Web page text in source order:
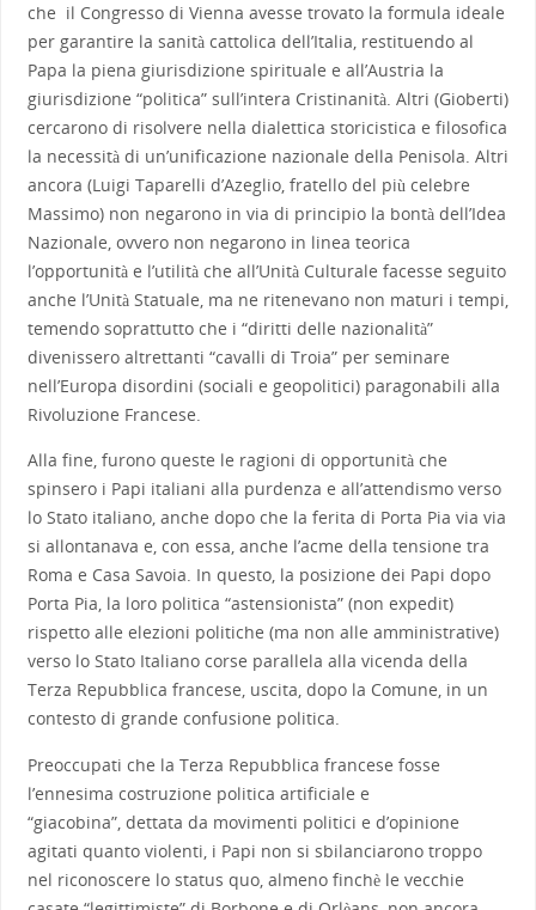
che il Congresso di Vienna avesse trovato la formula ideale
per garantire la sanità cattolica dell’Italia, restituendo al
Papa la piena giurisdizione spirituale e all’Austria la
giurisdizione “politica” sull’intera Cristinanità. Altri (Gioberti)
cercarono di risolvere nella dialettica storicistica e filosofica
la necessità di un’unificazione nazionale della Penisola. Altri
ancora (Luigi Taparelli d’Azeglio, fratello del più celebre
Massimo) non negarono in via di principio la bontà dell’Idea
Nazionale, ovvero non negarono in linea teorica
l’opportunità e l’utilità che all’Unità Culturale facesse seguito
anche l’Unità Statuale, ma ne ritenevano non maturi i tempi,
temendo soprattutto che i “diritti delle nazionalità”
divenissero altrettanti “cavalli di Troia” per seminare
nell’Europa disordini (sociali e geopolitici) paragonabili alla
Rivoluzione Francese.
Alla fine, furono queste le ragioni di opportunità che
spinsero i Papi italiani alla purdenza e all’attendismo verso
lo Stato italiano, anche dopo che la ferita di Porta Pia via via
si allontanava e, con essa, anche l’acme della tensione tra
Roma e Casa Savoia. In questo, la posizione dei Papi dopo
Porta Pia, la loro politica “astensionista” (non expedit)
rispetto alle elezioni politiche (ma non alle amministrative)
verso lo Stato Italiano corse parallela alla vicenda della
Terza Repubblica francese, uscita, dopo la Comune, in un
contesto di grande confusione politica.
Preoccupati che la Terza Repubblica francese fosse
l’ennesima costruzione politica artificiale e
“giacobina”, dettata da movimenti politici e d’opinione
agitati quanto violenti, i Papi non si sbilanciarono troppo
nel riconoscere lo status quo, almeno finchè le vecchie